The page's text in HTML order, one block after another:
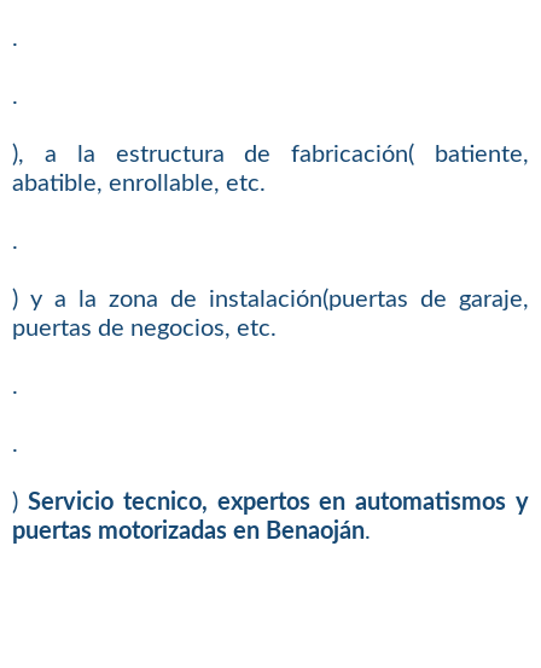
.
.
), a la estructura de fabricación( batiente,
abatible, enrollable, etc.
.
) y a la zona de instalación(puertas de garaje,
puertas de negocios, etc.
.
.
) Servicio tecnico, expertos en automatismos y
puertas motorizadas en Benaoján.